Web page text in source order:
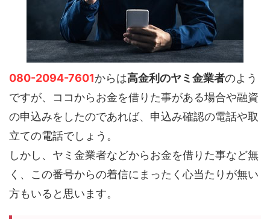
080-2094-7601からは高金利のヤミ金業者のよう
ですが、ココからお金を借りた事がある場合や融資
の申込みをしたのであれば、申込み確認の電話や取
立ての電話でしょう。
しかし、ヤミ金業者などからお金を借りた事など無
く、この番号からの着信にまったく心当たりが無い
方もいると思います。